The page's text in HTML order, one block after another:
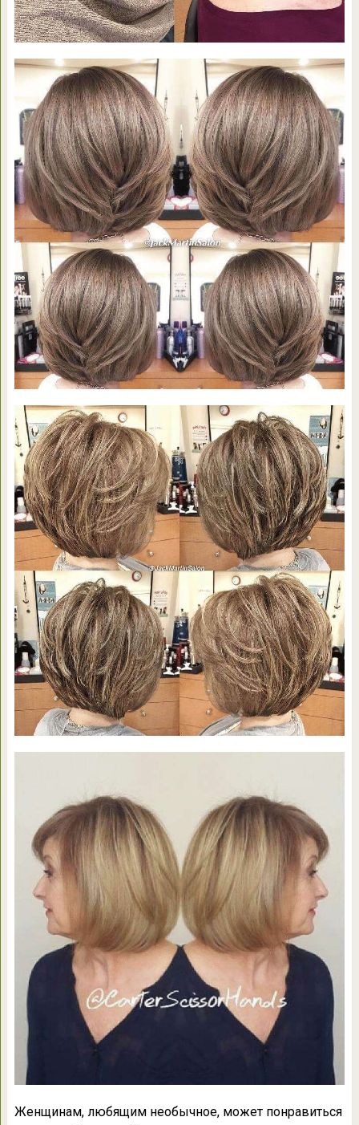
Женщинам, любящим необычное, может понравиться